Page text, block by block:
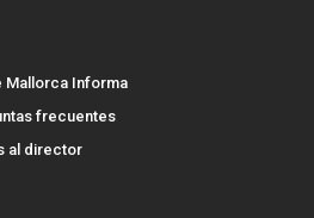
Mallorca Informa
frecuentes
al director